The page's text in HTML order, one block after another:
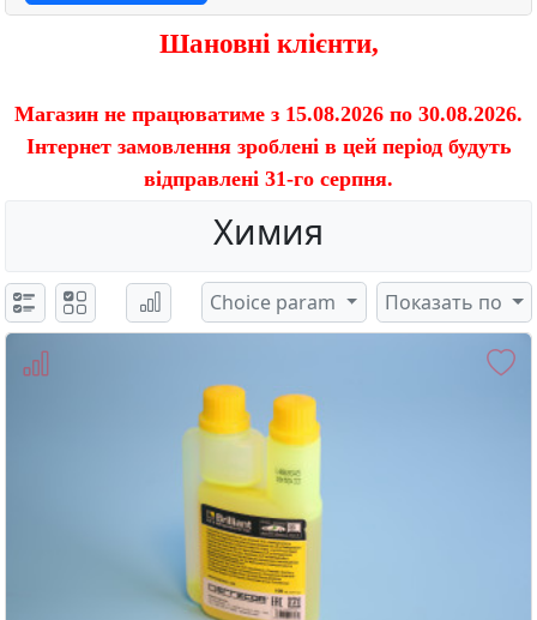
Шановні клієнти,
Магазин не працюватиме з 15.08.2026 по 30.08.2026.
Інтернет замовлення зроблені в цей період будуть
відправлені 31-го серпня.
Химия
Choice param Показать по